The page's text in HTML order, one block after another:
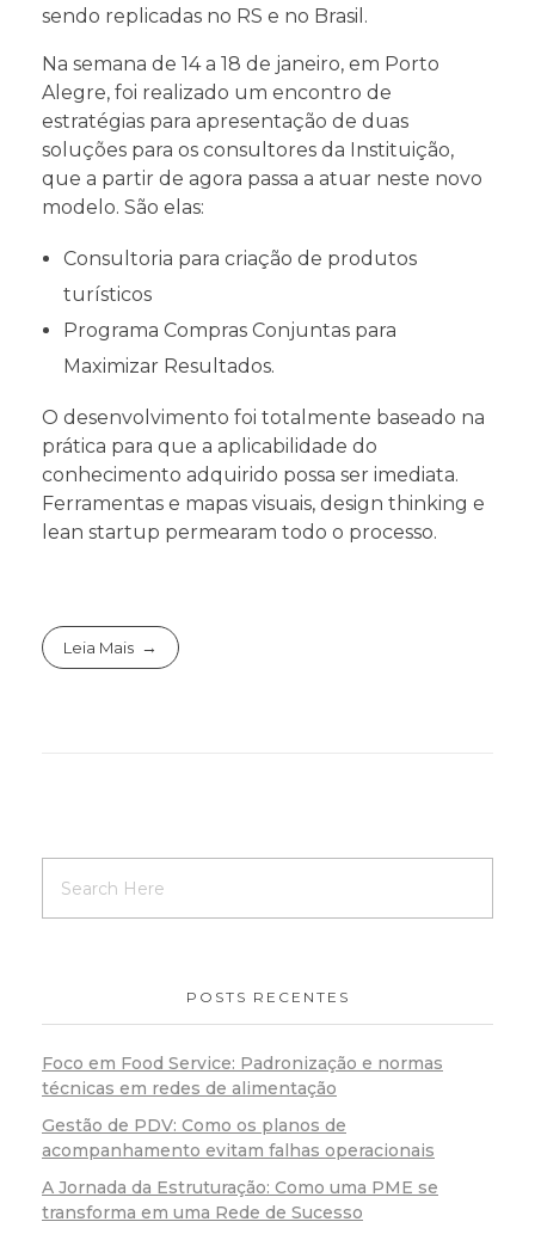
sendo replicadas no RS e no Brasil.
Na semana de 14 a 18 de janeiro, em Porto
Alegre, foi realizado um encontro de
estratégias para apresentação de duas
soluções para os consultores da Instituição,
que a partir de agora passa a atuar neste novo
modelo. São elas:
Consultoria para criação de produtos
turísticos
Programa Compras Conjuntas para
Maximizar Resultados.
O desenvolvimento foi totalmente baseado na
prática para que a aplicabilidade do
conhecimento adquirido possa ser imediata.
Ferramentas e mapas visuais, design thinking e
lean startup permearam todo o processo.
Leia Mais
POSTS RECENTES
Foco em Food Service: Padronização e normas
técnicas em redes de alimentação
Gestão de PDV: Como os planos de
acompanhamento evitam falhas operacionais
A Jornada da Estruturação: Como uma PME se
transforma em uma Rede de Sucesso